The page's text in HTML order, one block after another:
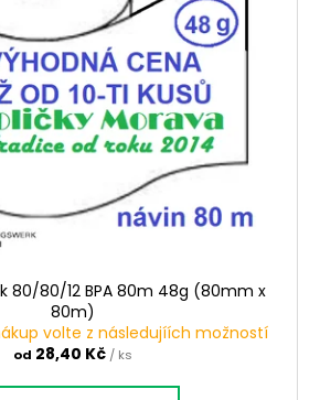
80/80/12 BPA 80m 48g (80mm x
80m)
volte z následujíích možností
od 28,40 Kč / ks